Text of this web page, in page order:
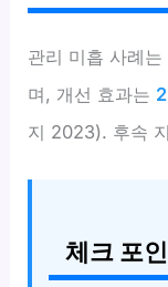
관리 미흡 사례
며, 개선 효과는
지 2023). 후속
체크 포